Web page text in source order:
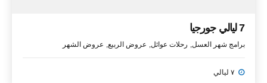
7 ليالي جورجيا
برامج شهر العسل رحلات عوائل عروض الربيع عروض الشهر
٧ ليالي